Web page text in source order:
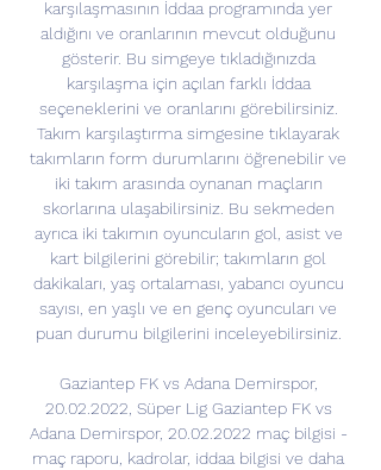
karşılaşmasının İddaa programında yer
aldığını ve oranlarının mevcut olduğunu
gösterir. Bu simgeye tıkladığınızda
karşılaşma için açılan farklı İddaa
seçeneklerini ve oranlarını görebilirsiniz.
Takım karşılaştırma simgesine tıklayarak
takımların form durumlarını öğrenebilir ve
iki takım arasında oynanan maçların
skorlarına ulaşabilirsiniz. Bu sekmeden
ayrıca iki takımın oyuncuların gol, asist ve
kart bilgilerini görebilir; takımların gol
dakikaları, yaş ortalaması, yabancı oyuncu
sayısı, en yaşlı ve en genç oyuncuları ve
puan durumu bilgilerini inceleyebilirsiniz.
Gaziantep FK vs Adana Demirspor,
20.02.2022, Süper Lig Gaziantep FK vs
Adana Demirspor, 20.02.2022 maç bilgisi -
maç raporu, kadrolar, iddaa bilgisi ve daha